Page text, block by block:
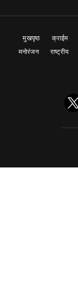
मुखपृष्ठ क्राईम
मनोरंजन
राष्ट्रीय